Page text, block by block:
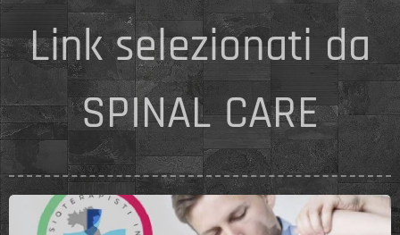
Link selezionati da
SPINAL CARE